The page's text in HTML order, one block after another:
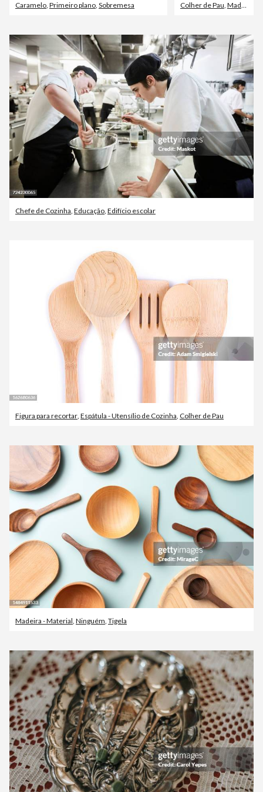
Caramelo, Primeiro plano, Sobremesa Colher de Pau, Madeira - Material
Chefe de Cozinha Educação Edifício escolar
Figura para recortar, Espátula - Utensílio de Cozinha, Colher de Pau
Madeira - Material, Ninguém, Tigela